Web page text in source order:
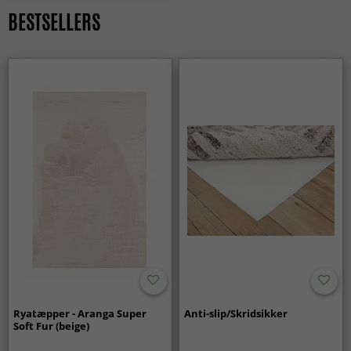
Ja, et rundt tæppe er perfekt til at skabe et naturligt
midtpunkt — for eksempel under et sofabord eller i en
BESTSELLERS
Ryatæpper - Aranga Super
Soft Fur (beige)
Anti-slip/Skridsikker